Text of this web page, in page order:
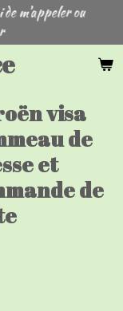
m'appeler ou
visa
de
et
de